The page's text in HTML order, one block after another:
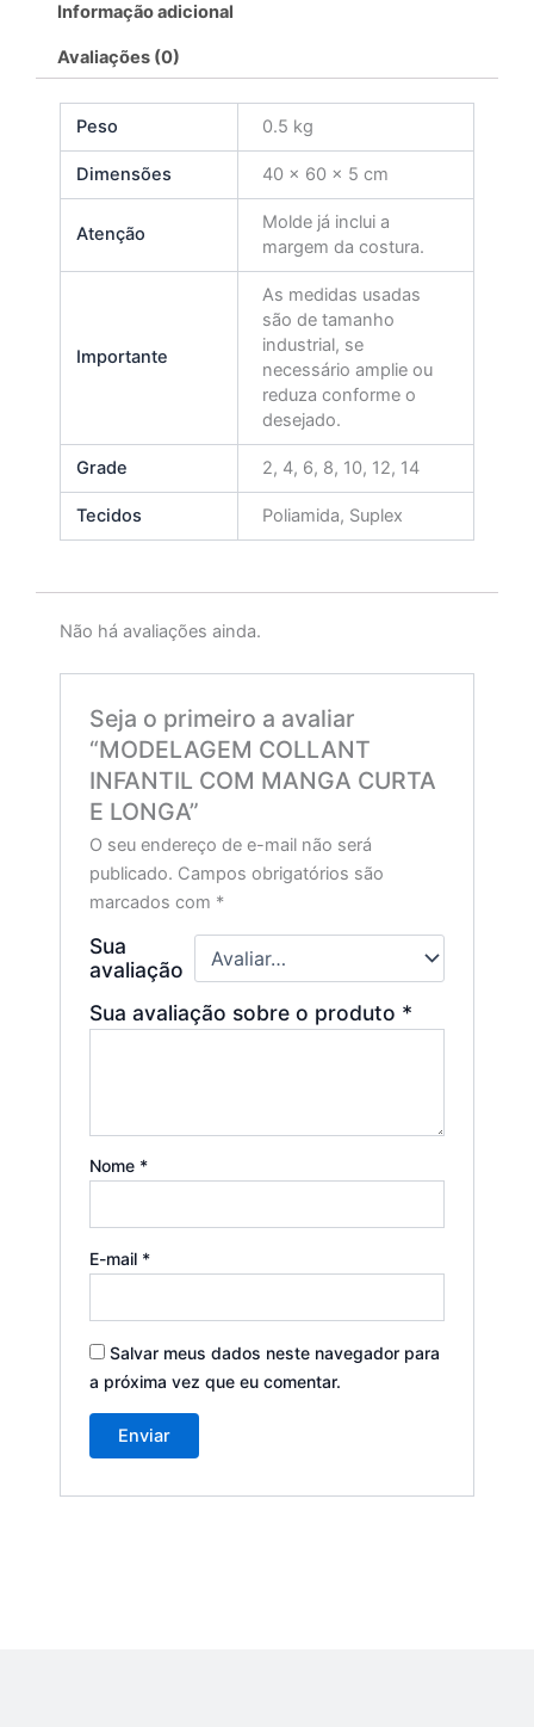
Informação adicional
Avaliações (0)
Peso 0.5 kg
Dimensões 40 × 60 × 5 cm
Atenção
Molde já inclui a
margem da costura.
Importante
As medidas usadas
são de tamanho
industrial, se
necessário amplie ou
reduza conforme o
desejado.
Grade 2, 4, 6, 8, 10, 12, 14
Tecidos Poliamida, Suplex
Não há avaliações ainda.
Seja o primeiro a avaliar
“MODELAGEM COLLANT
INFANTIL COM MANGA CURTA
E LONGA”
O seu endereço de e-mail não será
publicado. Campos obrigatórios são
marcados com *
Sua
avaliação
Sua avaliação sobre o produto *
Nome *
E-mail *
Salvar meus dados neste navegador para
a próxima vez que eu comentar.